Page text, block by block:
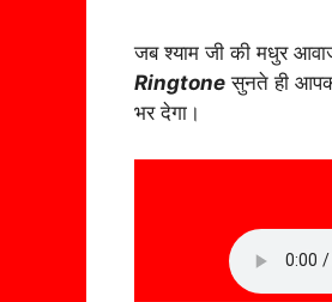
जब श्याम जी की मधुर
Ringtone सुनते ही
भर देगा।